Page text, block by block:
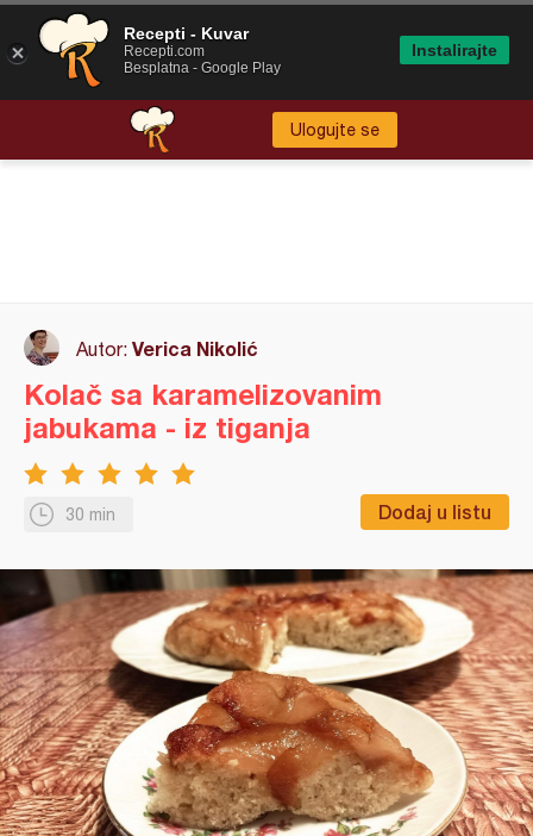
Ulogujte se
Autor: Verica Nikolić
30 min Dodaj u listu
Kolač sa karamelizovanim
jabukama - iz tiganja
Recepti - Kuvar
Recepti.com
Besplatna - Google Play
Instalirajte